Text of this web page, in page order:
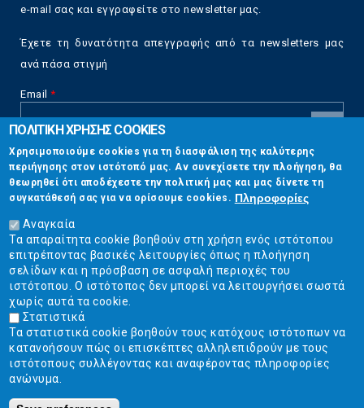
e-mail σας και εγγραφείτε στο newsletter μας.
Έχετε τη δυνατότητα απεγγραφής από τα newsletters μας
ανά πάσα στιγμή
Email *
CAPTCHA
This
question is
for testing
whether or
not you are a
human visitor
and to
prevent
automated
spam
submissions.
5+2
Επικοινωνία
Στουρνάρη 17, Αθήνα 10683
2103304444
info@ekpizo.gr
www.ekpizo.gr
Δευ - Πεμ:10:00 πμ - 2:00 μμ
Σάβ - Κυρ: Κλειστά
ΠΟΛΙΤΙΚΗ ΧΡΗΣΗΣ COOKIES
Χρησιμοποιούμε cookies για τη διασφάλιση της καλύτερης
περιήγησης στον ιστότοπό μας. Αν συνεχίσετε την πλοήγηση, θα
θεωρηθεί ότι αποδέχεστε την πολιτική μας και μας δίνετε τη
συγκατάθεσή σας για να ορίσουμε cookies. Πληροφορίες
Αναγκαία
Τα απαραίτητα cookie βοηθούν στη χρήση ενός ιστότοπου
επιτρέποντας βασικές λειτουργίες όπως η πλοήγηση
σελίδων και η πρόσβαση σε ασφαλή περιοχές του
ιστότοπου. Ο ιστότοπος δεν μπορεί να λειτουργήσει σωστά
χωρίς αυτά τα cookie.
Στατιστικά
Τα στατιστικά cookie βοηθούν τους κατόχους ιστότοπων να
κατανοήσουν πώς οι επισκέπτες αλληλεπιδρούν με τους
ιστότοπους συλλέγοντας και αναφέροντας πληροφορίες
ανώνυμα.